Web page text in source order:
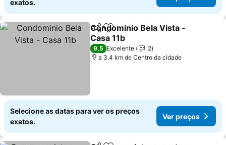
exatos.
PartilharAdicionar aos favoritos
Condominio Bela Vista -
Casa 11b
9,5 Excelente
2
a 3.4 km de Centro da cidade
Selecione as datas para ver os preços
exatos.
Ver preços